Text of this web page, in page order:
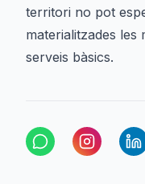
territori no pot
materialitzades
serveis bàsics.